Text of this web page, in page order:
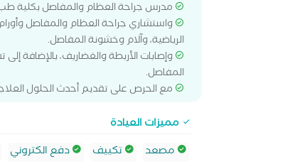
مدرس جراحة العظام والمفاصل
واستشاري جراحة العظام والمفاصل
الرياضية، وآلام وخشونة المفاصل.
المفاصل.
مع الحرص على تقديم أحدث الحلول
مميزات العيادة
مصعد
تكييف دفع الكتروني